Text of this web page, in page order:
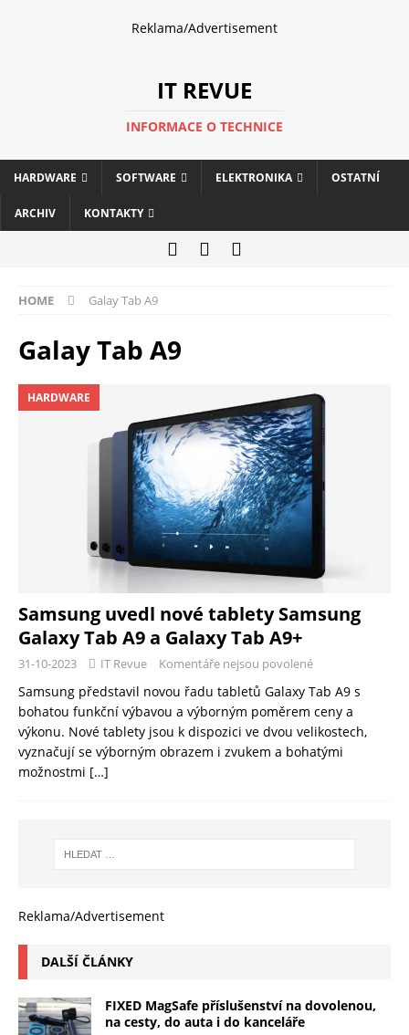
Reklama/Advertisement
IT REVUE
INFORMACE O TECHNICE
HARDWARE SOFTWARE ELEKTRONIKA OSTATNÍ
ARCHIV KONTAKTY
HOME Galay Tab A9
Galay Tab A9
HARDWARE
Samsung uvedl nové tablety Samsung
Galaxy Tab A9 a Galaxy Tab A9+
31-10-2023 IT Revue Komentáře nejsou povolené
Samsung představil novou řadu tabletů Galaxy Tab A9 s
bohatou funkční výbavou a výborným poměrem ceny a
výkonu. Nové tablety jsou k dispozici ve dvou velikostech,
vyznačují se výborným obrazem i zvukem a bohatými
možnostmi […]
Reklama/Advertisement
DALŠÍ ČLÁNKY
FIXED MagSafe příslušenství na dovolenou,
na cesty, do auta i do kanceláře